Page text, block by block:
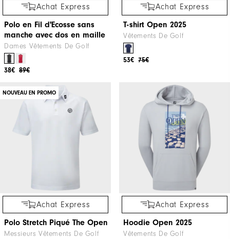
Achat Express
Polo en Fil d'Ecosse sans
manche avec dos en maille
Dames Vêtements De Golf
89€
38€
Achat Express
T-shirt Open 2025
Vêtements De Golf
75€
53€
NOUVEAU EN PROMO
Achat Express
Polo Stretch Piqué The Open
Messieurs Vêtements De Golf
Achat Express
Hoodie Open 2025
Vêtements De Golf